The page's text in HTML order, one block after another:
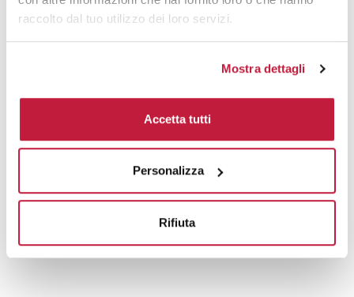
raccolto dal tuo utilizzo dei loro servizi.
Mostra dettagli
Accetta tutti
Personalizza
Rifiuta